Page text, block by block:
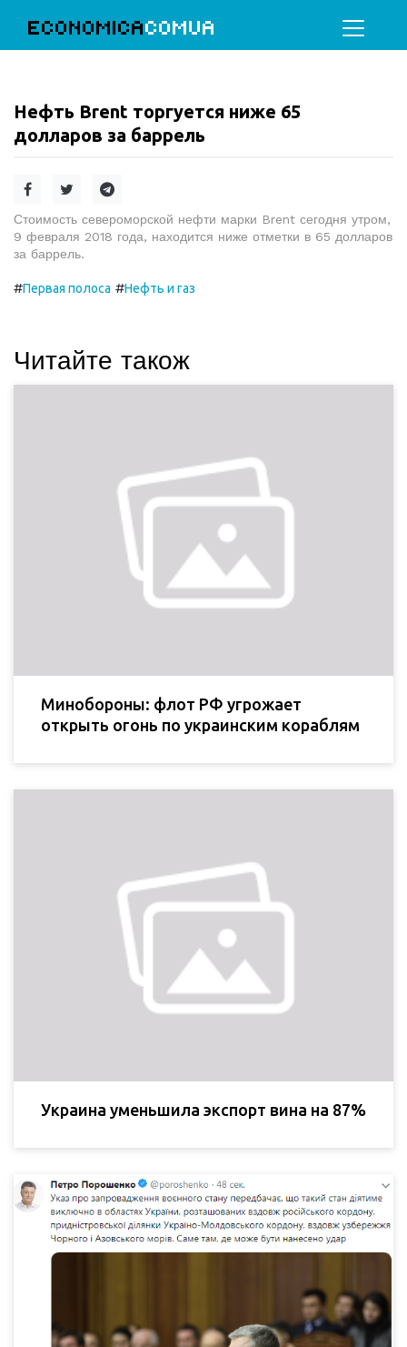
ECONOMICACOMUA
Нефть Brent торгуется ниже 65
долларов за баррель
Стоимость североморской нефти марки Brent сегодня утром,
9 февраля 2018 года, находится ниже отметки в 65 долларов
за баррель.
#Первая полоса #Нефть и газ
Читайте також
Минобороны: флот РФ угрожает
открыть огонь по украинским кораблям
Украина уменьшила экспорт вина на 87%